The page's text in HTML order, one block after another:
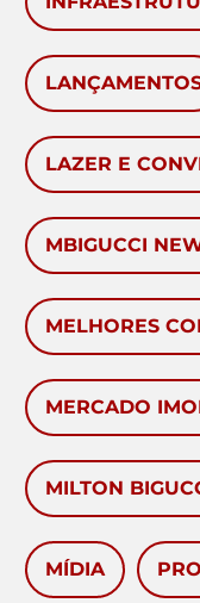
LAZER E
MBIGUCCI
MELHORES
MERCADO
MILTON
MÍDIA